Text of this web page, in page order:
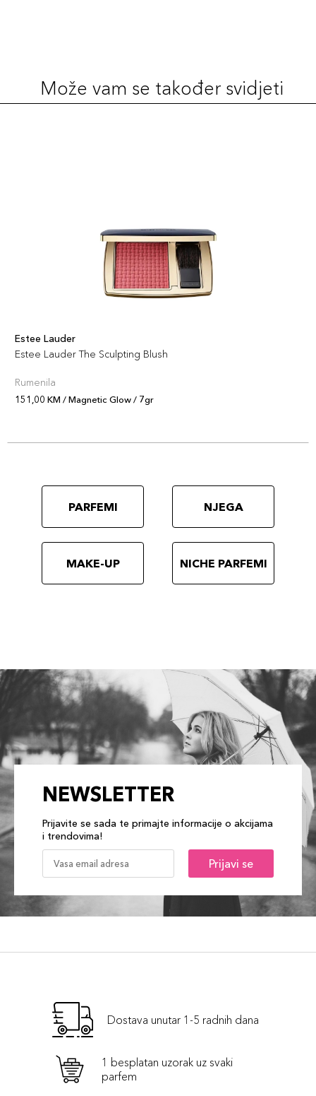
Može vam se također svidjeti
Estee Lauder
Estee Lauder The Sculpting Blush
Rumenila
151,00 KM / Magnetic Glow / 7gr
PARFEMI NJEGA
MAKE-UP NICHE PARFEMI
NEWSLETTER
Prijavite se sada te primajte informacije o akcijama
i trendovima!
Prijavi se
Dostava unutar 1-5 radnih dana
1 besplatan uzorak uz svaki
parfem